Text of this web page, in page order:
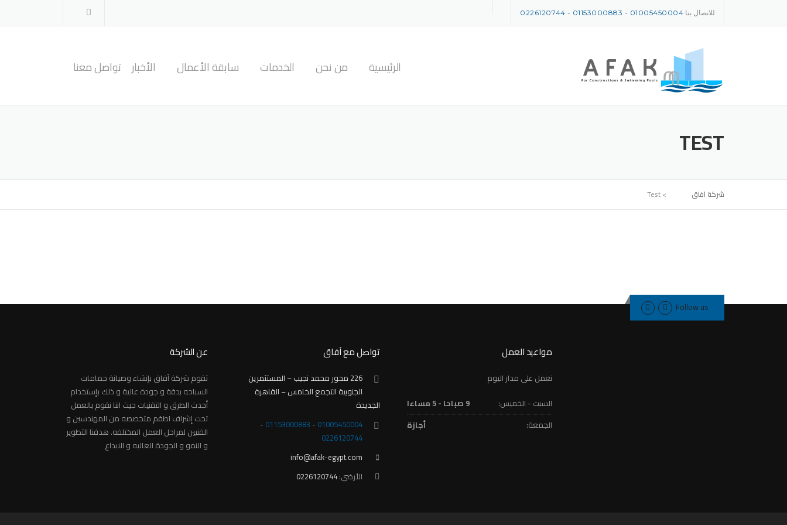
للاتصال بنا 01005450004
-
01153000883
-
‎0226120744
الرئيسية من نحن الخدمات سابقة الأعمال الأخبار تواصل معنا
TEST
شركة افاق >
Test
Follow us
عن الشركة
تقوم شركة آفاق بإنشاء وصيانة حمامات
السباحه بدقة و جودة عالية و ذلك بإستخدام
أحدث الطرق و التقنيات حيث اننا نقوم بالعمل
تحت إشراف اطقم متخصصه من المهندسين و
الفنيين لمراحل العمل المختلفه. هدفنا التطوير
و النمو و الجودة العاليه و الابداع
تواصل مع آفاق
226 محور محمد نجيب – المستثمرين
الجنوبية التجمع الخامس – القاهرة
الجديدة
01005450004
-
01153000883
-
‎0226120744
info@afak-egypt.com
الأرضي:‎0226120744
مواعيد العمل
نعمل على مدار اليوم
السبت - الخميس:
9 صباحا - 5 مساءا
الجمعة:
أجازة